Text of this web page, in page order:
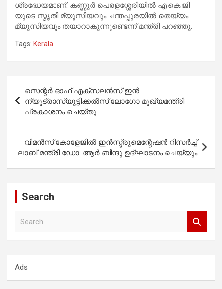
ശ്രദ്ധേയമാണ്. കണ്ണൂർ പെരളശ്ശേരിയിൽ എ.കെ.ജി
യുടെ സ്മൃതി മ്യൂസിയവും ചന്തപ്പുരയിൽ തെയ്യം
മ്യൂസിയവും തയാറാകുന്നുണ്ടെന്ന് മന്ത്രി പറഞ്ഞു.
Tags: Kerala
navigation
സെന്റർ ഓഫ് എക്‌സലൻസ് ഇൻ
ന്യൂട്രാസ്യൂട്ടിക്കൽസ് ലോഗോ മുഖ്യമന്ത്രി
പ്രകാശനം ചെയ്തു
വിമൻസ് കോളേജിൽ ഇൻസ്ട്രുമെന്റേഷൻ റിസർച്ച്
ലാബ് മന്ത്രി ഡോ. ആർ ബിന്ദു ഉദ്ഘാടനം ചെയ്യും
Search
h
Ads